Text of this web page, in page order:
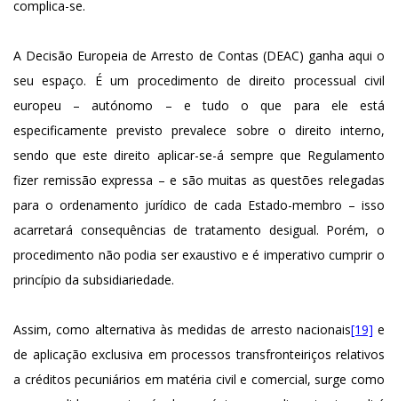
complica-se.
A Decisão Europeia de Arresto de Contas (DEAC) ganha aqui o
seu espaço. É um procedimento de direito processual civil
europeu – autónomo – e tudo o que para ele está
especificamente previsto prevalece sobre o direito interno,
sendo que este direito aplicar-se-á sempre que Regulamento
fizer remissão expressa – e são muitas as questões relegadas
para o ordenamento jurídico de cada Estado-membro – isso
acarretará consequências de tratamento desigual. Porém, o
procedimento não podia ser exaustivo e é imperativo cumprir o
princípio da subsidiariedade.
Assim, como alternativa às medidas de arresto nacionais[19] e
de aplicação exclusiva em processos transfronteiriços relativos
a créditos pecuniários em matéria civil e comercial, surge como